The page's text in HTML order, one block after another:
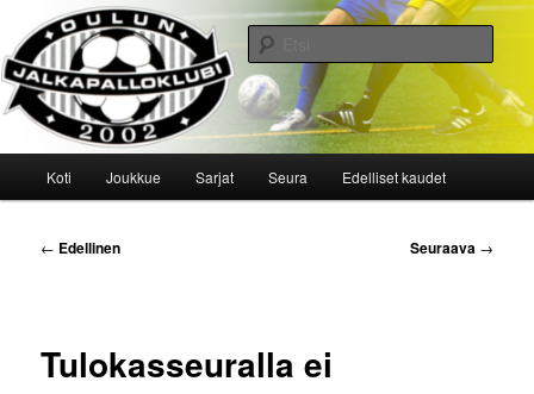
sisältöön
Oulun Jalkapalloklubi
Koti Joukkue Sarjat Seura Edelliset kaudet
Artikkelien
← Edellinen Seuraava →
Tulokasseuralla ei